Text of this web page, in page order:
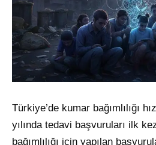
Türkiye’de kumar bağımlılığı
yılında tedavi başvuruları ilk
bağımlılığı için yapılan